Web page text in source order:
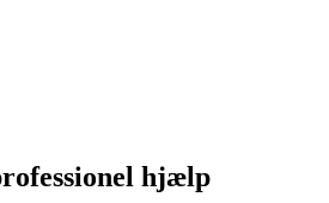
hjælp